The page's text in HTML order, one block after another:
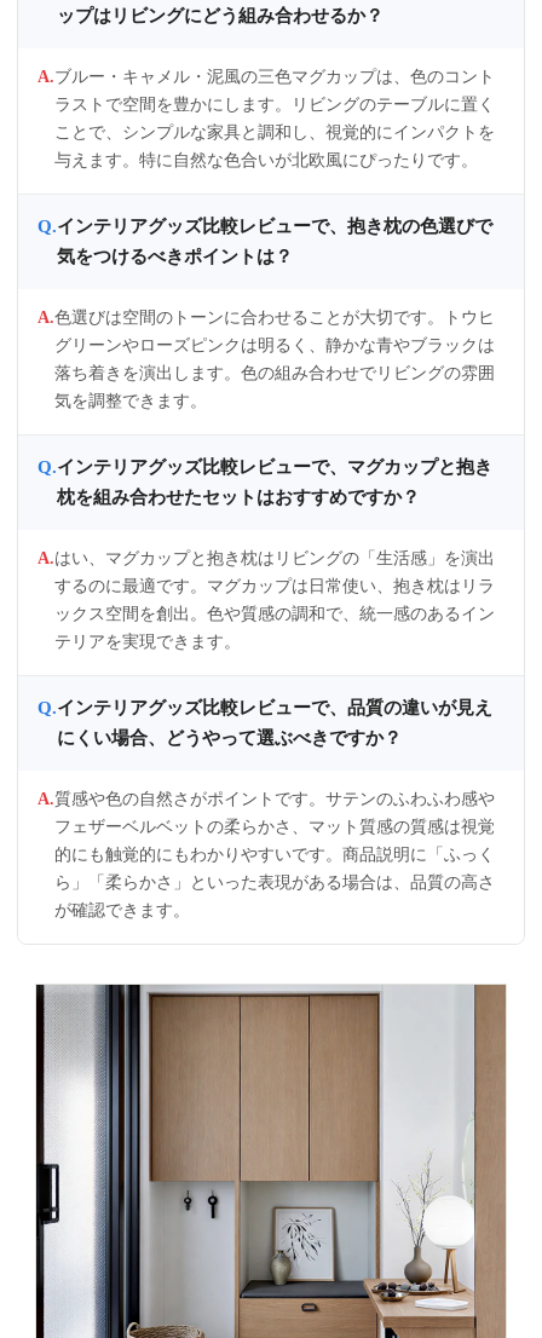
ップはリビングにどう組み合わせるか？
ブルー・キャメル・泥風の三色マグカップは、色のコント
ラストで空間を豊かにします。リビングのテーブルに置く
ことで、シンプルな家具と調和し、視覚的にインパクトを
与えます。特に自然な色合いが北欧風にぴったりです。
インテリアグッズ比較レビューで、抱き枕の色選びで
気をつけるべきポイントは？
色選びは空間のトーンに合わせることが大切です。トウヒ
グリーンやローズピンクは明るく、静かな青やブラックは
落ち着きを演出します。色の組み合わせでリビングの雰囲
気を調整できます。
インテリアグッズ比較レビューで、マグカップと抱き
枕を組み合わせたセットはおすすめですか？
はい、マグカップと抱き枕はリビングの「生活感」を演出
するのに最適です。マグカップは日常使い、抱き枕はリラ
ックス空間を創出。色や質感の調和で、統一感のあるイン
テリアを実現できます。
インテリアグッズ比較レビューで、品質の違いが見え
にくい場合、どうやって選ぶべきですか？
質感や色の自然さがポイントです。サテンのふわふわ感や
フェザーベルベットの柔らかさ、マット質感の質感は視覚
的にも触覚的にもわかりやすいです。商品説明に「ふっく
ら」「柔らかさ」といった表現がある場合は、品質の高さ
が確認できます。